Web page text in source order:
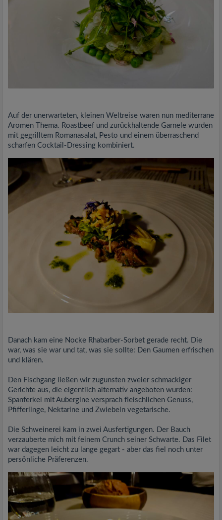
Auf der unerwarteten, kleinen Weltreise waren nun mediterrane
Aromen Thema. Roastbeef und zurückhaltende Garnele wurden
mit gegrilltem Romanasalat, Pesto und einem überraschend
scharfen Cocktail-Dressing kombiniert.
Danach kam eine Nocke Rhabarber-Sorbet gerade recht. Die
war, was sie war und tat, was sie sollte: Den Gaumen erfrischen
und klären.
Den Fischgang ließen wir zugunsten zweier schmackiger
Gerichte aus, die eigentlich alternativ angeboten wurden:
Spanferkel mit Aubergine versprach fleischlichen Genuss,
Pfifferlinge, Nektarine und Zwiebeln vegetarische.
Die Schweinerei kam in zwei Ausfertigungen. Der Bauch
verzauberte mich mit feinem Crunch seiner Schwarte. Das Filet
war dagegen leicht zu lange gegart - aber das fiel noch unter
persönliche Präferenzen.